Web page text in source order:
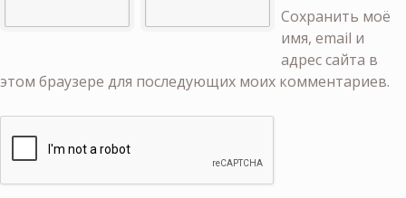
Сохранить моё
имя, email и
адрес сайта в
этом браузере для последующих моих комментариев.